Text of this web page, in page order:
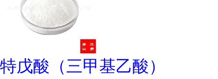
特戊酸（三甲基乙酸）